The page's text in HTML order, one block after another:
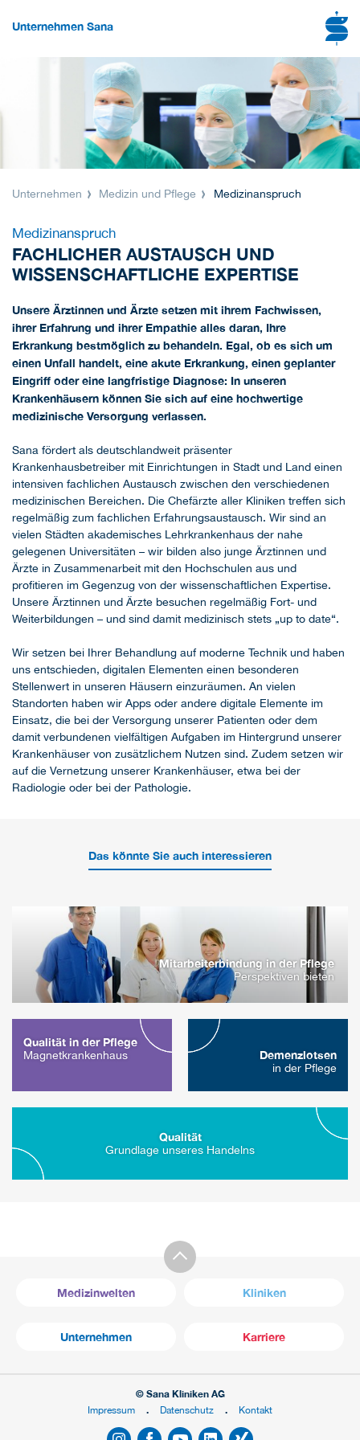
Unternehmen Sana
Unternehmen Medizin und Pflege Medizinanspruch
Medizinanspruch
FACHLICHER AUSTAUSCH UND
WISSENSCHAFTLICHE EXPERTISE
Unsere Ärztinnen und Ärzte setzen mit ihrem Fachwissen,
ihrer Erfahrung und ihrer Empathie alles daran, Ihre
Erkrankung bestmöglich zu behandeln. Egal, ob es sich um
einen Unfall handelt, eine akute Erkrankung, einen geplanter
Eingriff oder eine langfristige Diagnose: In unseren
Krankenhäusern können Sie sich auf eine hochwertige
medizinische Versorgung verlassen.
Sana fördert als deutschlandweit präsenter
Krankenhausbetreiber mit Einrichtungen in Stadt und Land einen
intensiven fachlichen Austausch zwischen den verschiedenen
medizinischen Bereichen. Die Chefärzte aller Kliniken treffen sich
regelmäßig zum fachlichen Erfahrungsaustausch. Wir sind an
vielen Städten akademisches Lehrkrankenhaus der nahe
gelegenen Universitäten – wir bilden also junge Ärztinnen und
Ärzte in Zusammenarbeit mit den Hochschulen aus und
profitieren im Gegenzug von der wissenschaftlichen Expertise.
Unsere Ärztinnen und Ärzte besuchen regelmäßig Fort- und
Weiterbildungen – und sind damit medizinisch stets „up to date“.
Wir setzen bei Ihrer Behandlung auf moderne Technik und haben
uns entschieden, digitalen Elementen einen besonderen
Stellenwert in unseren Häusern einzuräumen. An vielen
Standorten haben wir Apps oder andere digitale Elemente im
Einsatz, die bei der Versorgung unserer Patienten oder dem
damit verbundenen vielfältigen Aufgaben im Hintergrund unserer
Krankenhäuser von zusätzlichem Nutzen sind. Zudem setzen wir
auf die Vernetzung unserer Krankenhäuser, etwa bei der
Radiologie oder bei der Pathologie.
Das könnte Sie auch interessieren
Mitarbeiterbindung in der Pflege
Perspektiven bieten
Qualität in der Pflege
Magnetkrankenhaus Demenzlotsen
in der Pflege
Qualität
Grundlage unseres Handelns
Medizinwelten Kliniken
Unternehmen Karriere
© Sana Kliniken AG
Impressum
Datenschutz Kontakt